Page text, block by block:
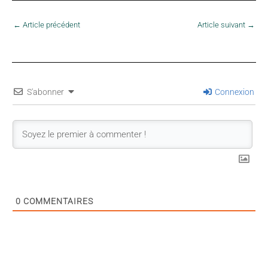
← Article précédent Article suivant →
S'abonner Connexion
0 COMMENTAIRES